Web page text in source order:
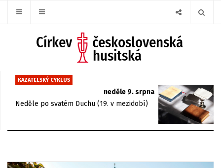
KAZATELSKÝ CYKLUS
neděle 9. srpna
Neděle po svatém Duchu (19. v mezidobí)